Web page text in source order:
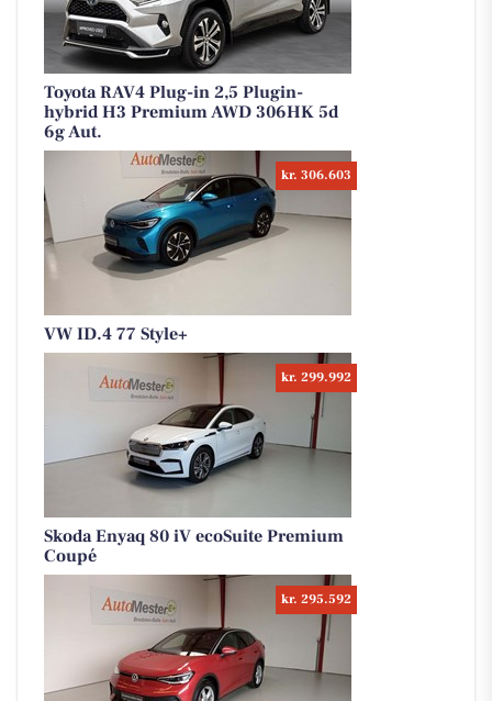
Toyota RAV4 Plug-in 2,5 Plugin-
hybrid H3 Premium AWD 306HK 5d
6g Aut.
kr. 306.603
VW ID.4 77 Style+
kr. 299.992
Skoda Enyaq 80 iV ecoSuite Premium
Coupé
kr. 295.592